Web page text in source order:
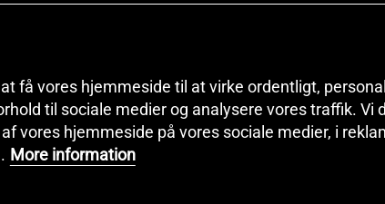
om fortrydelsesret og
Sitemap
Black Friday
Artikler & Øvelser
få vores hjemmeside til at virke ordentligt,
til sociale medier og analysere vores traffik. Vi
vores hjemmeside på vores sociale medier, i
More information